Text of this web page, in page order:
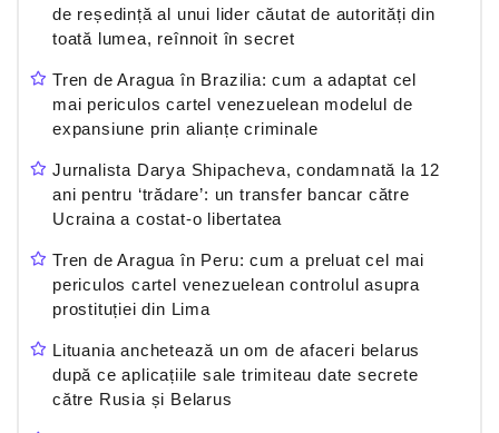
de reședință al unui lider căutat de autorități din
toată lumea, reînnoit în secret
Tren de Aragua în Brazilia: cum a adaptat cel
mai periculos cartel venezuelean modelul de
expansiune prin alianțe criminale
Jurnalista Darya Shipacheva, condamnată la 12
ani pentru ‘trădare’: un transfer bancar către
Ucraina a costat-o libertatea
Tren de Aragua în Peru: cum a preluat cel mai
periculos cartel venezuelean controlul asupra
prostituției din Lima
Lituania anchetează un om de afaceri belarus
după ce aplicațiile sale trimiteau date secrete
către Rusia și Belarus